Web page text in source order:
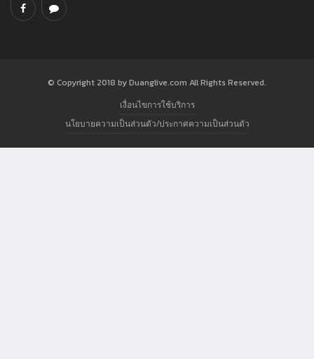
© Copyright 2018 by Duanglive.com All Rights Reserved.
เงื่อนไขการใช้บริการ
นโยบายความเป็นส่วนตัว/ประกาศความเป็นส่วนตัว